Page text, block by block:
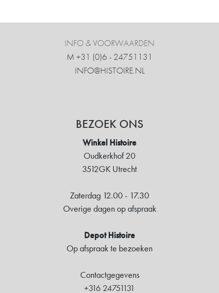
INFO & VOORWAARDEN
M +31 ‍(0)6 - 24751131
INFO@HISTOIRE.NL
BEZOEK ONS
Winkel Histoire
Oudkerkhof 20
3512GK Utrecht
Zaterdag 12.00 - 17.30
Overige dagen op afspraak
Depot Histoire
Op afspraak te bezoeken
Contactgegevens
+316 24751131